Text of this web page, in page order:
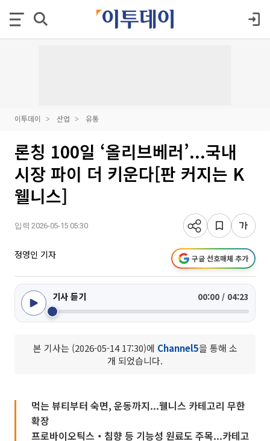
이투데이 산업 유통
론칭 100일 ‘올리브베러’...국내
시장 파이 더 키운다[판 커지는 K
웰니스]
입력 2026-05-15 05:30
정영인 기자 구글 선호매체 추가
기사 듣기 00:00 / 04:23
본 기사는 (2026-05-14 17:30)에 Channel5을 통해 소
개 되었습니다.
먹는 뷰티부터 숙면, 운동까지...웰니스 카테고리 무한
확장
프로바이오틱스‧침향 등 기능성 원료도 주목...카테고